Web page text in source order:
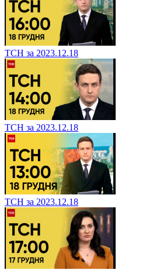
ТСН за 2023.12.18
ТСН за 2023.12.18
ТСН за 2023.12.18